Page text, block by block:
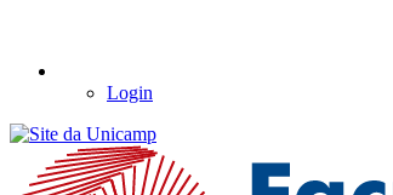
Login